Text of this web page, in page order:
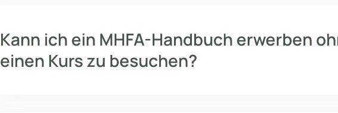
Kann ich ein MHFA-Handbuch erwerben
einen Kurs zu besuchen?